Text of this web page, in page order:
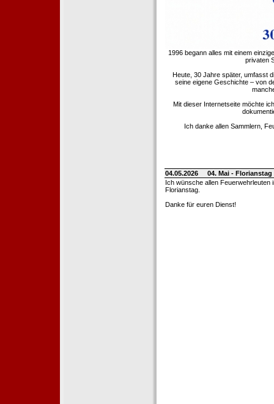
1996 begann alles mit einem
privaten
Heute, 30 Jahre später, umfasst
seine eigene Geschichte – von
Mit dieser Internetseite möchte
Ich danke allen Sammlern,
04.05.2026
04. Mai -
Ich wünsche allen Feuerwehrleuten
Florianstag.
Danke für euren Dienst!